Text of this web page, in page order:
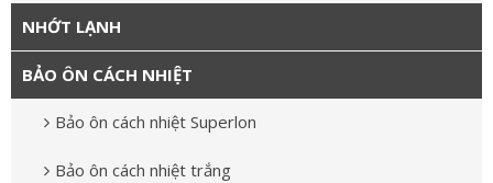
NHỚT LẠNH
BẢO ÔN CÁCH NHIỆT
Bảo ôn cách nhiệt Superlon
Bảo ôn cách nhiệt trắng